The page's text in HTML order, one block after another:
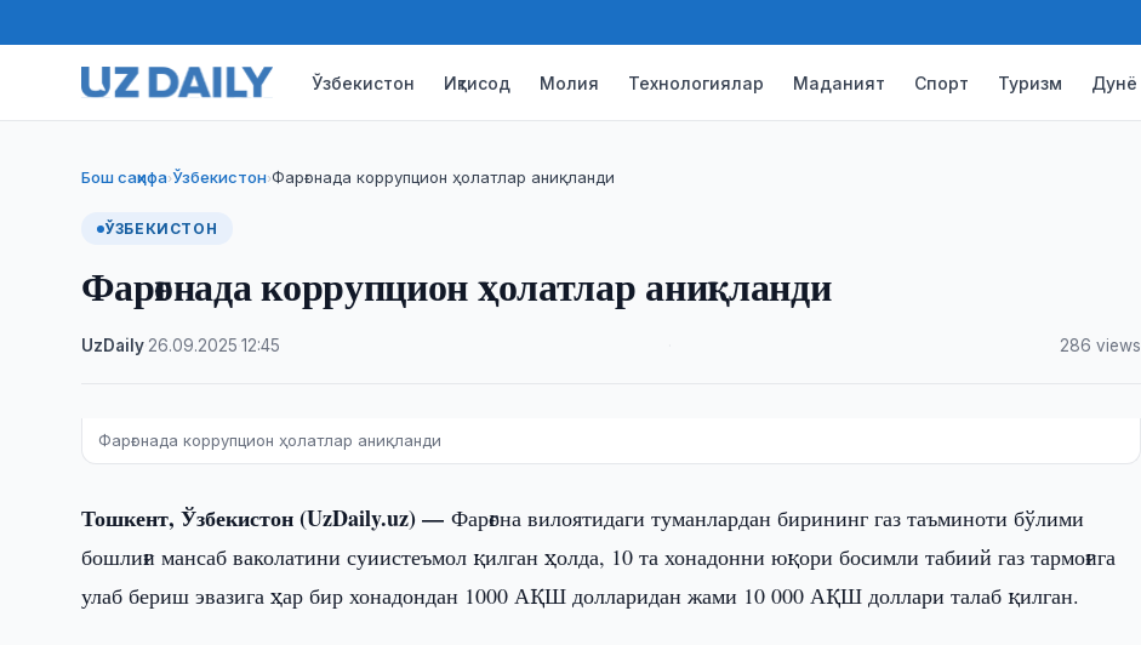
Ўзбекистон Иқтисод Молия Технологиялар Маданият Спорт Туризм Дунё
Бош саҳифа›Ўзбекистон›Фарғонада коррупцион ҳолатлар аниқланди
ЎЗБЕКИСТОН
Фарғонада коррупцион ҳолатлар аниқланди
UzDaily 26.09.2025 ·12:45 286 views
Фарғонада коррупцион ҳолатлар аниқланди
Тошкент, Ўзбекистон (UzDaily.uz) —Фарғона вилоятидаги туманлардан бирининг газ таъминоти бўлими
бошлиғи мансаб ваколатини суиистеъмол қилган ҳолда, 10 та хонадонни юқори босимли табиий газ тармоғига
улаб бериш эвазига ҳар бир хонадондан 1000 АҚШ долларидан жами 10 000 АҚШ доллари талаб қилган.